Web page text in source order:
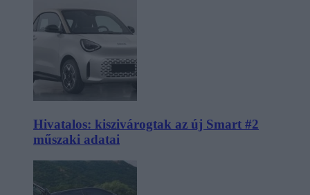
Hivatalos: kiszivárogtak az új Smart #2
műszaki adatai